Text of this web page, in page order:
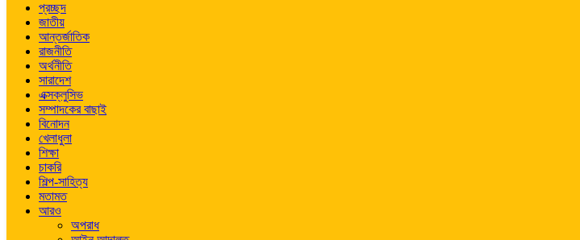
প্রচ্ছদ
জাতীয়
আন্তর্জাতিক
রাজনীতি
অর্থনীতি
সারাদেশ
এক্সক্লুসিভ
সম্পাদকের বাছাই
বিনোদন
খেলাধুলা
শিক্ষা
চাকরি
শিল্প-সাহিত্য
মতামত
আরও
অপরাধ